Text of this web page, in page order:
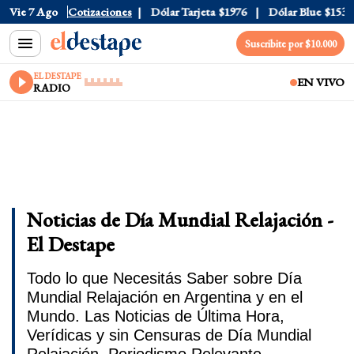
Vie 7 Ago Cotizaciones
Dólar Oficial $1520 Dólar Tarjeta $1976 Dólar Blue $1530
Suscribite por $10.000
EL DESTAPE
RADIO EN VIVO
Noticias de Día Mundial Relajación -
El Destape
Todo lo que Necesitás Saber sobre Día
Mundial Relajación en Argentina y en el
Mundo. Las Noticias de Última Hora,
Verídicas y sin Censuras de Día Mundial